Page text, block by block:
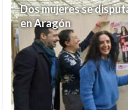
Dos mujeres se
en Aragón